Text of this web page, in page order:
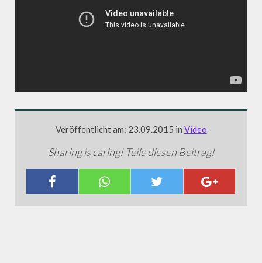
Veröffentlicht am: 23.09.2015 in Video
Sharing is caring! Teile diesen Beitrag!